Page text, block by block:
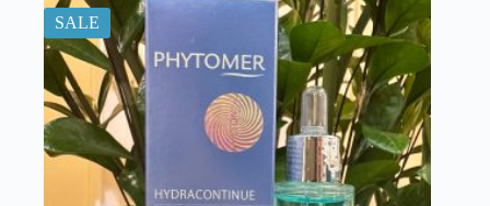
SALE